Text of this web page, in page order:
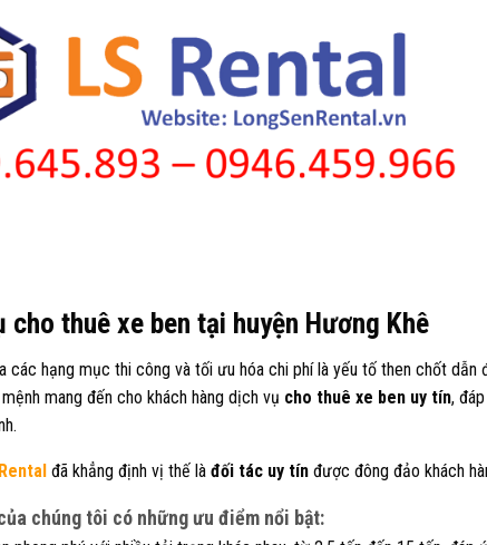
cho thuê xe ben tại huyện Hương Khê
các hạng mục thi công và tối ưu hóa chi phí là yếu tố then chốt dẫn
mang đến cho khách hàng dịch vụ cho thuê xe ben uy tín,
đã khẳng định vị thế làđối tác uy tín được đông đảo khách
chúng tôi có những ưu điểm nổi bật: